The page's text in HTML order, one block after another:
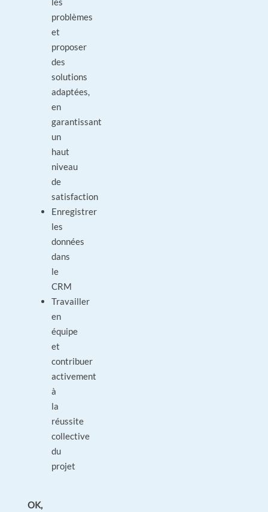
problèmes
et
proposer
des
solutions
adaptées,
en
garantissant
un
haut
niveau
de
satisfaction
Enregistrer
les
données
dans
le
CRM
Travailler
en
équipe
et
contribuer
activement
à
la
réussite
collective
du
projet
OK,